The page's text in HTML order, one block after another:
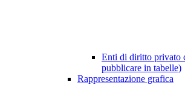
Enti di diritto privato
pubblicare in tabelle)
Rappresentazione grafica